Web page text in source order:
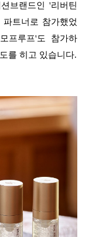
브랜드인 '리버틴
트너로 참가했었
프루프'도 참가하
를 히고 있습니다.